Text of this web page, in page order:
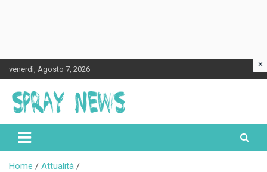
to
content
venerdì, Agosto 7, 2026
Spraynews.it
Home
Attualità
×